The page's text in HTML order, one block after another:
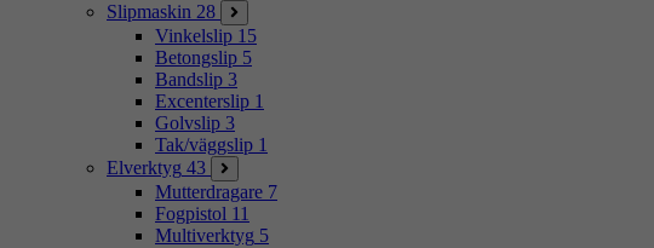
Slipmaskin 28
Vinkelslip 15
Betongslip 5
Bandslip 3
Excenterslip 1
Golvslip 3
Tak/väggslip 1
Elverktyg 43
Mutterdragare 7
Fogpistol 11
Multiverktyg 5